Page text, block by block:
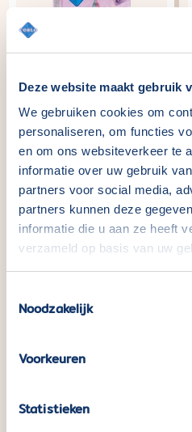
Deze website maakt gebruik
We gebruiken cookies om
personaliseren, om functies
en om ons websiteverkeer te
informatie over uw gebruik
partners voor social media,
partners kunnen deze
informatie die u aan ze heeft
verzameld op basis van uw
Noodzakelijk
Voorkeuren
Statistieken
Coblo Pastel - 35
pieces
Normaler
Preis
€49,99